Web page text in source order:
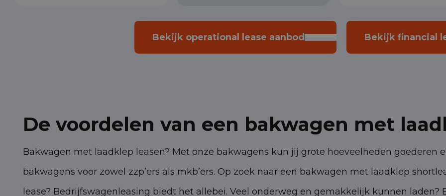
Bekijk operational lease aanbod Bekijk financial
De voordelen van een bakwagen met
Bakwagen met laadklep leasen? Met onze bakwagens kun jij grote hoeveelheden goederen
bakwagens voor zowel zzp’ers als mkb’ers. Op zoek naar een bakwagen met laadklep
lease? Bedrijfswagenleasing biedt het allebei. Veel onderweg en gemakkelijk kunnen